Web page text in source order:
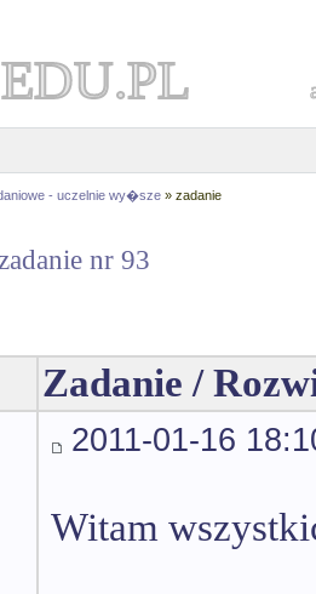
- uczelnie wy�sze » zadanie
nr 93
Zadanie /
2011-01-16
Witam